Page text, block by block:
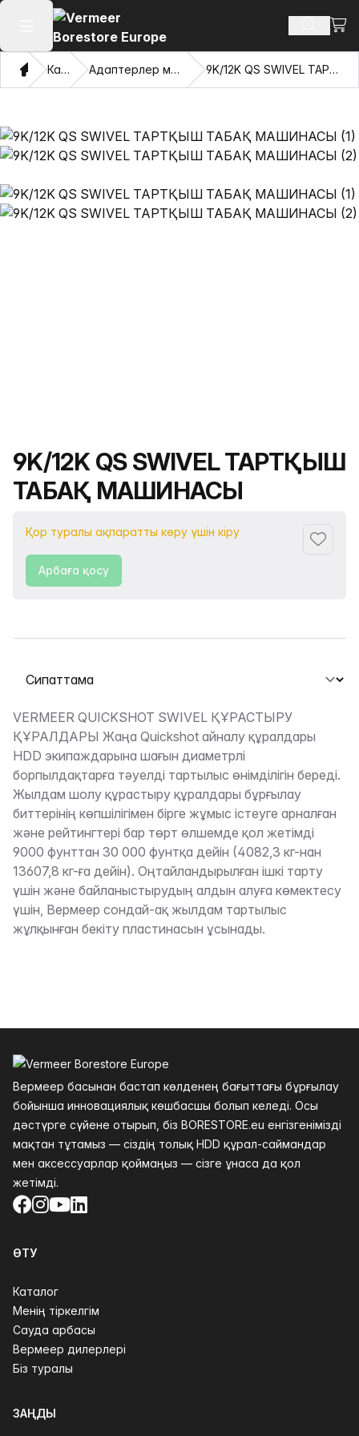
Негізгі мәзірді ашу Іздеу
Үй Каталог Адаптерлер мен тартатын көздер 9K/12K QS SWIVEL ТАРТҚЫШ ТАБАҚ МАШИНАСЫ
Өнімнің атауы
9K/12K QS SWIVEL ТАРТҚЫШ
ТАБАҚ МАШИНАСЫ
Қор туралы ақпаратты көру үшін кіру
Арбаға қосу
Қойындыны таңдау
Сипаттама
VERMEER QUICKSHOT SWIVEL ҚҰРАСТЫРУ
ҚҰРАЛДАРЫ Жаңа Quickshot айналу құралдары
HDD экипаждарына шағын диаметрлі
борпылдақтарға тәуелді тартылыс өнімділігін береді.
Жылдам шолу құрастыру құралдары бұрғылау
биттерінің көпшілігімен бірге жұмыс істеуге арналған
және рейтингтері бар төрт өлшемде қол жетімді
9000 фунттан 30 000 фунтқа дейін (4082,3 кг-нан
13607,8 кг-ға дейін). Оңтайландырылған iшкi тарту
үшiн және байланыстырудың алдын алуға көмектесу
үшiн, Вермеер сондай-ақ жылдам тартылыс
жұлқынған бекіту пластинасын ұсынады.
Вермеер басынан бастап көлденең бағыттағы бұрғылау
бойынша инновациялық көшбасшы болып келеді. Осы
дәстүрге сүйене отырып, біз BORESTORE.eu енгізгенімізді
мақтан тұтамыз — сіздің толық HDD құрал-саймандар
мен аксессуарлар қоймаңыз — сізге ұнаса да қол
жетімді.
Facebook
Instagram
YouTube
LinkedIn
ӨТУ
Каталог
Менің тіркелгім
Сауда арбасы
Вермеер дилерлері
Біз туралы
ЗАҢДЫ